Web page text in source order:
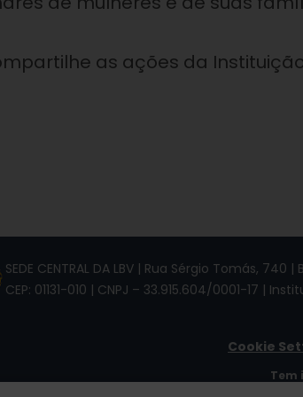
as ações da
SEDE CENTRAL DA LBV | Rua Sérgio Tomás, 740
CEP: 01131-010 | CNPJ – 33.915.604/0001-17 |
Cookie
Tem